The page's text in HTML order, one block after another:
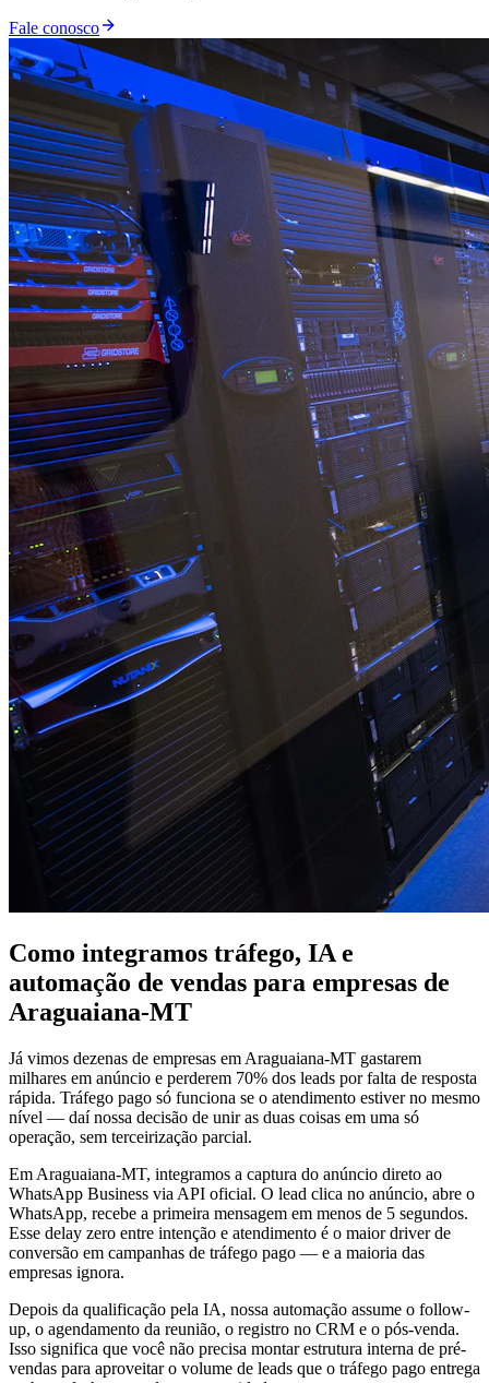
Fale conosco
Como integramos tráfego, IA e
automação de vendas para empresas de
Araguaiana-MT
Já vimos dezenas de empresas em Araguaiana-MT gastarem
milhares em anúncio e perderem 70% dos leads por falta de resposta
rápida. Tráfego pago só funciona se o atendimento estiver no mesmo
nível — daí nossa decisão de unir as duas coisas em uma só
operação, sem terceirização parcial.
Em Araguaiana-MT, integramos a captura do anúncio direto ao
WhatsApp Business via API oficial. O lead clica no anúncio, abre o
WhatsApp, recebe a primeira mensagem em menos de 5 segundos.
Esse delay zero entre intenção e atendimento é o maior driver de
conversão em campanhas de tráfego pago — e a maioria das
empresas ignora.
Depois da qualificação pela IA, nossa automação assume o follow-
up, o agendamento da reunião, o registro no CRM e o pós-venda.
Isso significa que você não precisa montar estrutura interna de pré-
vendas para aproveitar o volume de leads que o tráfego pago entrega